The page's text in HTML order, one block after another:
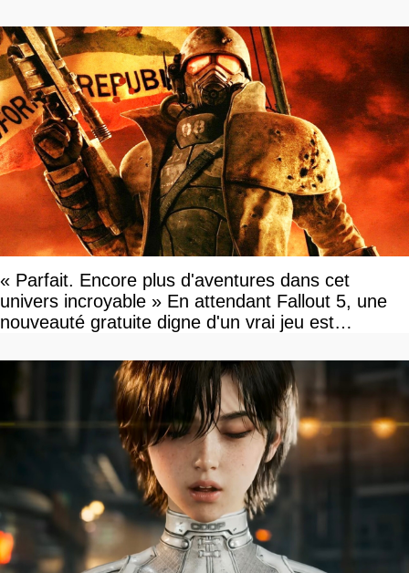
« Parfait. Encore plus d'aventures dans cet
univers incroyable » En attendant Fallout 5, une
nouveauté gratuite digne d'un vrai jeu est